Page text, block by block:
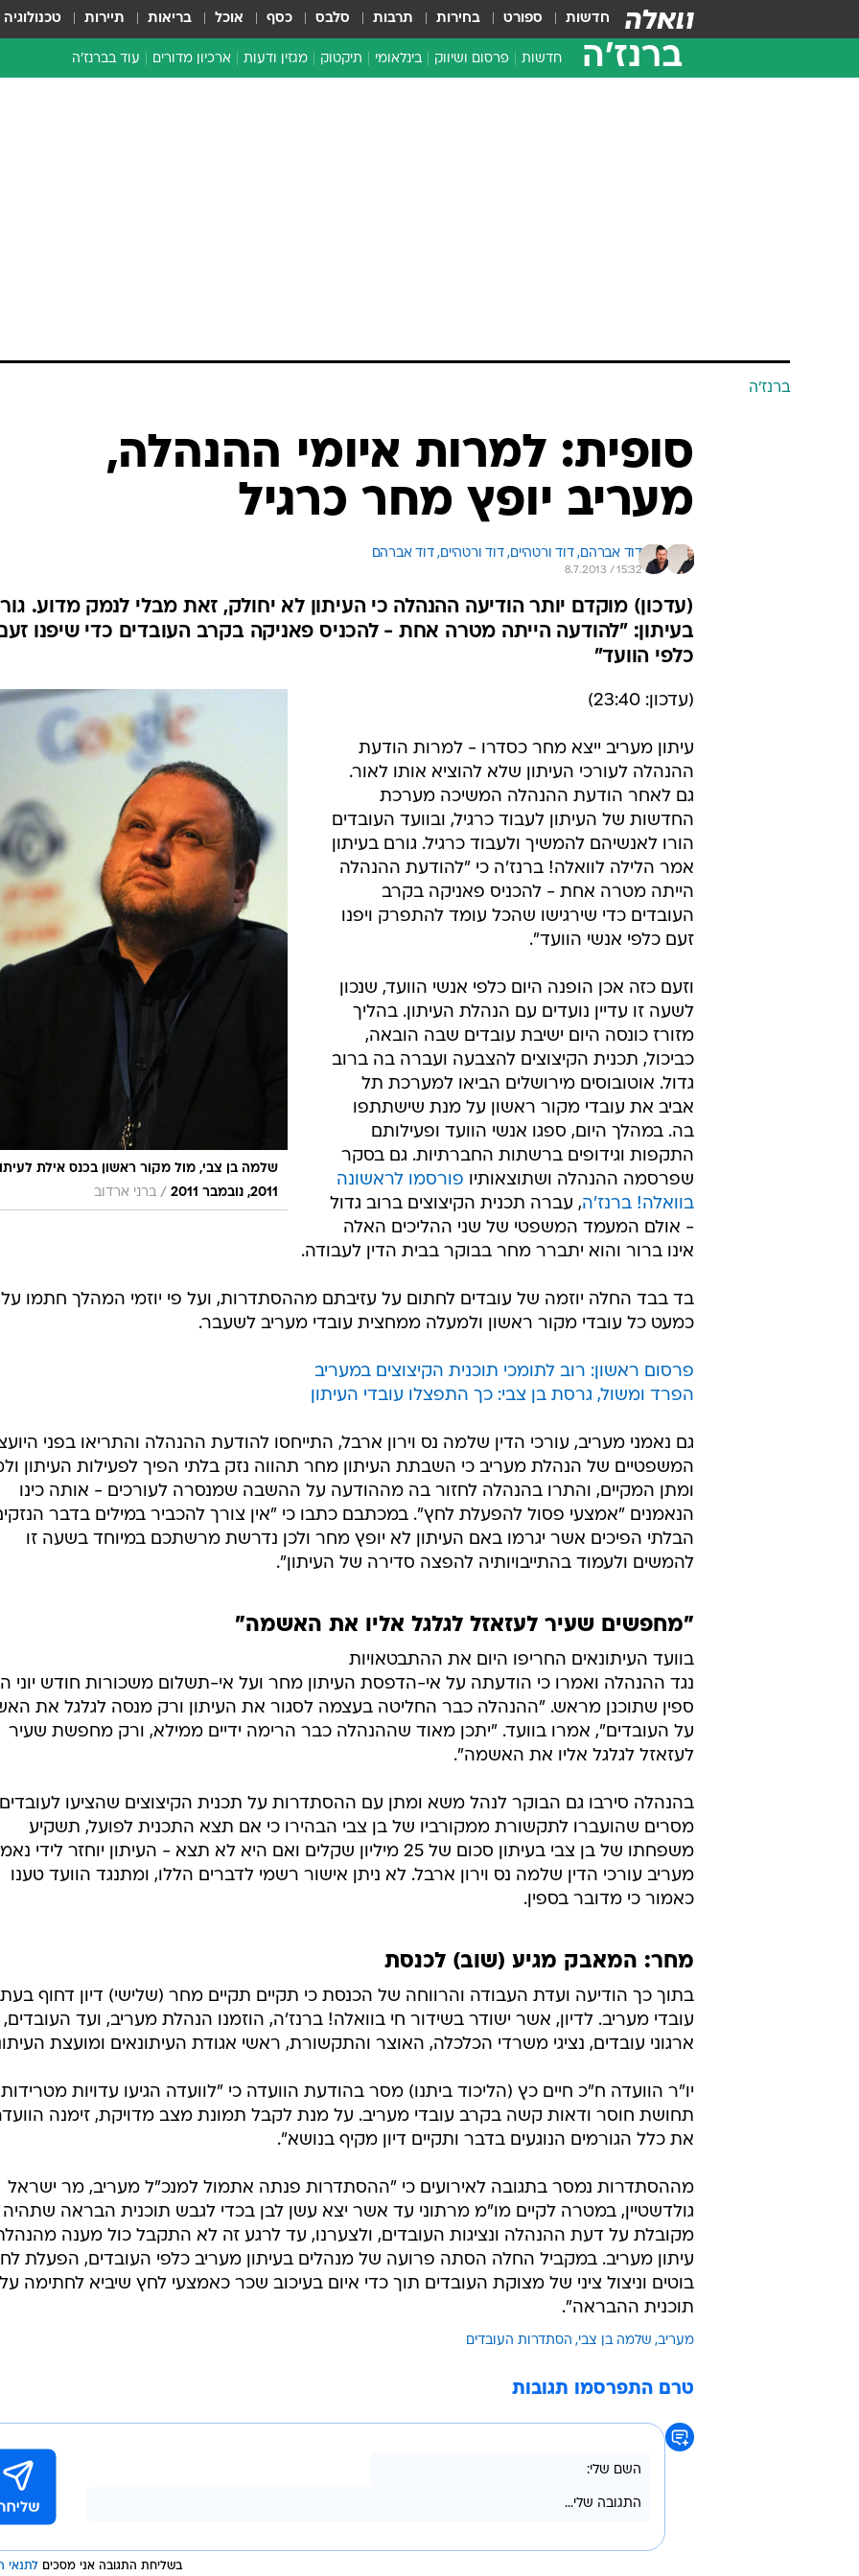
חדשות ספורט בחירות תרבות סלבס כסף אוכל בריאות תיירות טכנולוגיה
ברנז'ה חדשות פרסום ושיווק בינלאומי תיקטוק מגזין ודעות ארכיון מדורים עוד בברנז'ה
ברנז'ה
סופית: למרות איומי ההנהלה,
מעריב יופץ מחר כרגיל
דוד אברהם, דוד ורטהיים, דוד ורטהיים, דוד אברהם
8.7.2013 / 15:32
(עדכון) מוקדם יותר הודיעה ההנהלה כי העיתון לא יחולק, זאת מבלי לנמק מדוע.
בעיתון: "להודעה הייתה מטרה אחת - להכניס פאניקה בקרב העובדים כדי שיפנו
כלפי הוועד"
שלמה בן צבי, מול מקור ראשון בכנס אילת
2011, נובמבר 2011
/ ברני ארדוב
(עדכון: 23:40)
עיתון מעריב ייצא מחר כסדרו - למרות הודעת
ההנהלה לעורכי העיתון שלא להוציא אותו לאור.
גם לאחר הודעת ההנהלה המשיכה מערכת
החדשות של העיתון לעבוד כרגיל, ובוועד העובדים
הורו לאנשיהם להמשיך ולעבוד כרגיל. גורם בעיתון
אמר הלילה לוואלה! ברנז'ה כי "להודעת ההנהלה
הייתה מטרה אחת - להכניס פאניקה בקרב
העובדים כדי שירגישו שהכל עומד להתפרק ויפנו
זעם כלפי אנשי הוועד".
וזעם כזה אכן הופנה היום כלפי אנשי הוועד, שנכון
לשעה זו עדיין נועדים עם הנהלת העיתון. בהליך
מזורז כונסה היום ישיבת עובדים שבה הובאה,
כביכול, תכנית הקיצוצים להצבעה ועברה בה ברוב
גדול. אוטובוסים מירושלים הביאו למערכת תל
אביב את עובדי מקור ראשון על מנת שישתתפו
בה. במהלך היום, ספגו אנשי הוועד ופעילותם
התקפות וגידופים ברשתות החברתיות. גם בסקר
שפרסמה ההנהלה ושתוצאותיו פורסמו לראשונה
בוואלה! ברנז'ה, עברה תכנית הקיצוצים ברוב גדול
- אולם המעמד המשפטי של שני ההליכים האלה
אינו ברור והוא יתברר מחר בבוקר בבית הדין לעבודה.
בד בבד החלה יוזמה של עובדים לחתום על עזיבתם מההסתדרות, ועל פי יוזמי המהלך חתמו
כמעט כל עובדי מקור ראשון ולמעלה ממחצית עובדי מעריב לשעבר.
פרסום ראשון: רוב לתומכי תוכנית הקיצוצים במעריב
הפרד ומשול, גרסת בן צבי: כך התפצלו עובדי העיתון
גם נאמני מעריב, עורכי הדין שלמה נס וירון ארבל, התייחסו להודעת ההנהלה והתריאו בפני
המשפטיים של הנהלת מעריב כי השבתת העיתון מחר תהווה נזק בלתי הפיך לפעילות העיתון
ומתן המקיים, והתרו בהנהלה לחזור בה מההודעה על ההשבה שמנסרה לעורכים - אותה כינו
הנאמנים "אמצעי פסול להפעלת לחץ". במכתבם כתבו כי "אין צורך להכביר במילים בדבר
הבלתי הפיכים אשר יגרמו באם העיתון לא יופץ מחר ולכן נדרשת מרשתכם במיוחד בשעה זו
להמשים ולעמוד בהתייבויותיה להפצה סדירה של העיתון".
"מחפשים שעיר לעזאזל לגלגל אליו את האשמה"
בוועד העיתונאים החריפו היום את ההתבטאויות
נגד ההנהלה ואמרו כי הודעתה על אי-הדפסת העיתון מחר ועל אי-תשלום משכורות חודש יוני
ספין שתוכנן מראש. "ההנהלה כבר החליטה בעצמה לסגור את העיתון ורק מנסה לגלגל את
על העובדים", אמרו בוועד. "יתכן מאוד שההנהלה כבר הרימה ידיים ממילא, ורק מחפשת שעיר
לעזאזל לגלגל אליו את האשמה".
בהנהלה סירבו גם הבוקר לנהל משא ומתן עם ההסתדרות על תכנית הקיצוצים שהציעו
מסרים שהועברו לתקשורת ממקורביו של בן צבי הבהירו כי אם תצא התכנית לפועל, תשקיע
משפחתו של בן צבי בעיתון סכום של 25 מיליון שקלים ואם היא לא תצא - העיתון יוחזר לידי
מעריב עורכי הדין שלמה נס וירון ארבל. לא ניתן אישור רשמי לדברים הללו, ומתנגד הוועד טענו
כאמור כי מדובר בספין.
מחר: המאבק מגיע (שוב) לכנסת
בתוך כך הודיעה ועדת העבודה והרווחה של הכנסת כי תקיים תקיים מחר (שלישי) דיון דחוף
עובדי מעריב. לדיון, אשר ישודר בשידור חי בוואלה! ברנז'ה, הוזמנו הנהלת מעריב, ועד העובדים,
ארגוני עובדים, נציגי משרדי הכלכלה, האוצר והתקשורת, ראשי אגודת העיתונאים ומועצת
יו"ר הוועדה ח"כ חיים כץ (הליכוד ביתנו) מסר בהודעת הוועדה כי "לוועדה הגיעו עדויות
תחושת חוסר ודאות קשה בקרב עובדי מעריב. על מנת לקבל תמונת מצב מדויקת, זימנה
את כלל הגורמים הנוגעים בדבר ותקיים דיון מקיף בנושא".
מההסתדרות נמסר בתגובה לאירועים כי "ההסתדרות פנתה אתמול למנכ"ל מעריב, מר ישראל
גולדשטיין, במטרה לקיים מו"מ מרתוני עד אשר יצא עשן לבן בכדי לגבש תוכנית הבראה שתהיה
מקובלת על דעת ההנהלה ונציגות העובדים, ולצערנו, עד לרגע זה לא התקבל כול מענה
עיתון מעריב. במקביל החלה הסתה פרועה של מנהלים בעיתון מעריב כלפי העובדים, הפעלת
בוטים וניצול ציני של מצוקת העובדים תוך כדי איום בעיכוב שכר כאמצעי לחץ שיביא לחתימה על
תוכנית ההבראה".
מעריב שלמה בן צבי הסתדרות העובדים
טרם התפרסמו תגובות
בשליחת התגובה אני מסכים לתנאי